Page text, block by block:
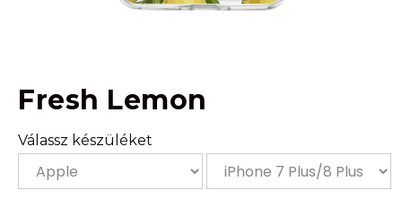
Fresh Lemon
Válassz készüléket